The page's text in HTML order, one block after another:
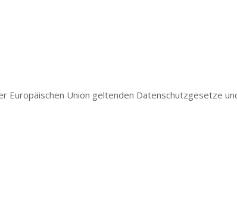
Union geltenden Datenschutzgesetze